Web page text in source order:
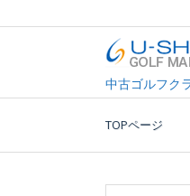
to
U-
中古ゴルフク
中古ゴルフク
TOPページ